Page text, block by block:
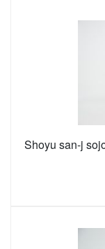
Shoyu san-j